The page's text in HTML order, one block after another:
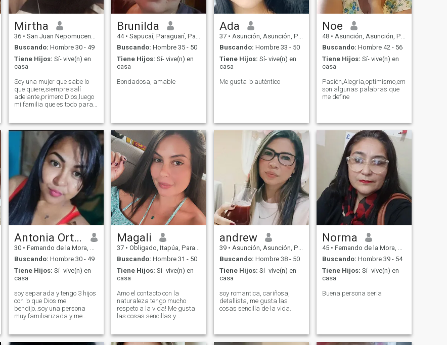
Mirtha
36 • San Juan Nepomuceno, Caazapá, Paraguay
Buscando: Hombre 30 - 49
Tiene Hijos: Sí- vive(n) en
casa
Soy una mujer que sabe lo
que quiere,siempre salí
adelante,primero Dios,luego
mi familia que es todo para
Brunilda
44 • Sapucaí, Paraguarí, Paraguay
Buscando: Hombre 35 - 50
Tiene Hijos: Sí- vive(n) en
casa
Bondadosa, amable
Ada
37 • Asunción, Asunción, Paraguay
Buscando: Hombre 33 - 50
Tiene Hijos: Sí- vive(n) en
casa
Me gusta lo auténtico
Noe
48 • Asunción, Asunción, Paraguay
Buscando: Hombre 42 - 56
Tiene Hijos: Sí- vive(n) en
casa
son algunas palabras que
me define
Antonia Ortiz Bernal
30 • Fernando de la Mora, Central, Paraguay
Buscando: Hombre 30 - 49
Tiene Hijos: Sí- vive(n) en
casa
soy separada y tengo 3 hijos
con lo que Dios me
bendijo..soy una persona
muy familiarizada y me
Magali
37 • Obligado, Itapúa, Paraguay
Buscando: Hombre 31 - 50
Tiene Hijos: Sí- vive(n) en
casa
Amo el contacto con la
naturaleza tengo mucho
respeto a la vida! Me gusta
las cosas sencillas y
mi paz.
andrew
39 • Asunción, Asunción, Paraguay
Buscando: Hombre 38 - 50
Tiene Hijos: Sí- vive(n) en
casa
soy romantica, cariñosa,
detallista, me gusta las
cosas sencilla de la vida.
Norma
45 • Fernando de la Mora, Central, Paraguay
Buscando: Hombre 39 - 54
Tiene Hijos: Sí- vive(n) en
casa
Buena persona seria